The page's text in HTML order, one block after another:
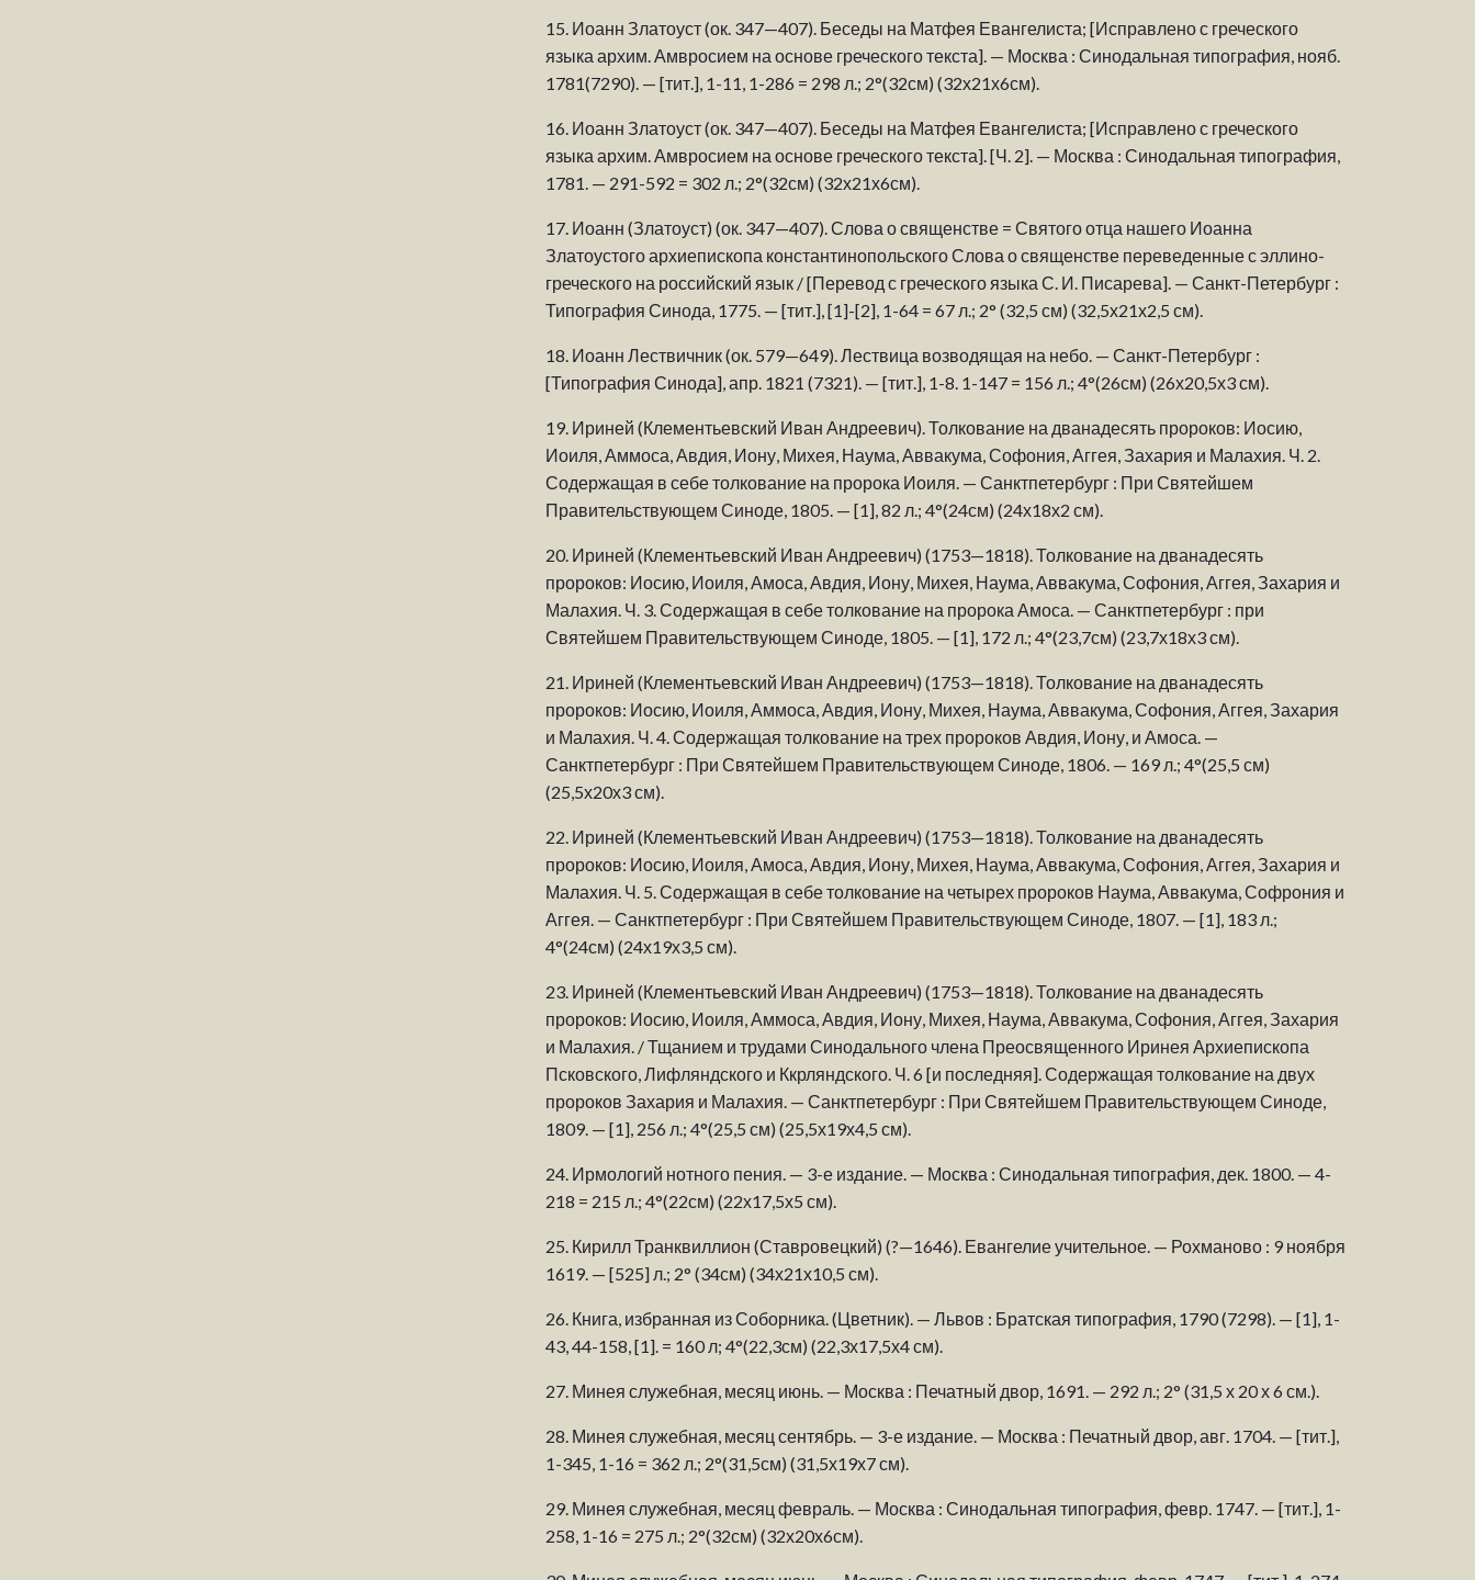
15. Иоанн Златоуст (ок. 347—407). Беседы на Матфея Евангелиста; [Исправлено с греческого
языка архим. Амвросием на основе греческого текста]. — Москва : Синодальная типография, нояб.
1781(7290). — [тит.], 1-11, 1-286 = 298 л.; 2°(32см) (32х21х6см).
16. Иоанн Златоуст (ок. 347—407). Беседы на Матфея Евангелиста; [Исправлено с греческого
языка архим. Амвросием на основе греческого текста]. [Ч. 2]. — Москва : Синодальная типография,
1781. — 291-592 = 302 л.; 2°(32см) (32х21х6см).
17. Иоанн (Златоуст) (ок. 347—407). Слова о священстве = Святого отца нашего Иоанна
Златоустого архиепископа константинопольского Слова о священстве переведенные с эллино-
греческого на российский язык / [Перевод с греческого языка С. И. Писарева]. — Санкт-Петербург :
Типография Синода, 1775. — [тит.], [1]-[2], 1-64 = 67 л.; 2° (32,5 см) (32,5х21х2,5 см).
18. Иоанн Лествичник (ок. 579—649). Лествица возводящая на небо. — Санкт-Петербург :
[Типография Синода], апр. 1821 (7321). — [тит.], 1-8. 1-147 = 156 л.; 4°(26см) (26х20,5х3 см).
19. Ириней (Клементьевский Иван Андреевич). Толкование на дванадесять пророков: Иосию,
Иоиля, Аммоса, Авдия, Иону, Михея, Наума, Аввакума, Софония, Аггея, Захария и Малахия. Ч. 2.
Содержащая в себе толкование на пророка Иоиля. — Санктпетербург : При Святейшем
Правительствующем Синоде, 1805. — [1], 82 л.; 4°(24см) (24х18х2 см).
20. Ириней (Клементьевский Иван Андреевич) (1753—1818). Толкование на дванадесять
пророков: Иосию, Иоиля, Амоса, Авдия, Иону, Михея, Наума, Аввакума, Софония, Аггея, Захария и
Малахия. Ч. 3. Содержащая в себе толкование на пророка Амоса. — Санктпетербург : при
Святейшем Правительствующем Синоде, 1805. — [1], 172 л.; 4°(23,7см) (23,7х18х3 см).
21. Ириней (Клементьевский Иван Андреевич) (1753—1818). Толкование на дванадесять
пророков: Иосию, Иоиля, Аммоса, Авдия, Иону, Михея, Наума, Аввакума, Софония, Аггея, Захария
и Малахия. Ч. 4. Содержащая толкование на трех пророков Авдия, Иону, и Амоса. —
Санктпетербург : При Святейшем Правительствующем Синоде, 1806. — 169 л.; 4°(25,5 см)
(25,5х20х3 см).
22. Ириней (Клементьевский Иван Андреевич) (1753—1818). Толкование на дванадесять
пророков: Иосию, Иоиля, Амоса, Авдия, Иону, Михея, Наума, Аввакума, Софония, Аггея, Захария и
Малахия. Ч. 5. Содержащая в себе толкование на четырех пророков Наума, Аввакума, Софрония и
Аггея. — Санктпетербург : При Святейшем Правительствующем Синоде, 1807. — [1], 183 л.;
4°(24см) (24х19х3,5 см).
23. Ириней (Клементьевский Иван Андреевич) (1753—1818). Толкование на дванадесять
пророков: Иосию, Иоиля, Аммоса, Авдия, Иону, Михея, Наума, Аввакума, Софония, Аггея, Захария
и Малахия. / Тщанием и трудами Синодального члена Преосвященного Иринея Архиепископа
Псковского, Лифляндского и Ккрляндского. Ч. 6 [и последняя]. Содержащая толкование на двух
пророков Захария и Малахия. — Санктпетербург : При Святейшем Правительствующем Синоде,
1809. — [1], 256 л.; 4°(25,5 см) (25,5х19х4,5 см).
24. Ирмологий нотного пения. — 3-е издание. — Москва : Синодальная типография, дек. 1800. — 4-
218 = 215 л.; 4°(22см) (22х17,5х5 см).
25. Кирилл Транквиллион (Ставровецкий) (?—1646). Евангелие учительное. — Рохманово : 9 ноября
1619. — [525] л.; 2° (34см) (34х21х10,5 см).
26. Книга, избранная из Соборника. (Цветник). — Львов : Братская типография, 1790 (7298). — [1], 1-
43, 44-158, [1]. = 160 л; 4°(22,3см) (22,3х17,5х4 см).
27. Минея служебная, месяц июнь. — Москва : Печатный двор, 1691. — 292 л.; 2° (31,5 х 20 х 6 см.).
28. Минея служебная, месяц сентябрь. — 3-е издание. — Москва : Печатный двор, авг. 1704. — [тит.],
1-345, 1-16 = 362 л.; 2°(31,5см) (31,5х19х7 см).
29. Минея служебная, месяц февраль. — Москва : Синодальная типография, февр. 1747. — [тит.], 1-
258, 1-16 = 275 л.; 2°(32см) (32х20х6см).